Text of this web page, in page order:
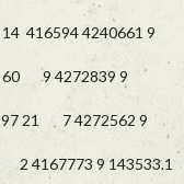
416594 4240661 9
60 9 4272839 9
97 21 7 4272562 9
4167773 9 143533.1